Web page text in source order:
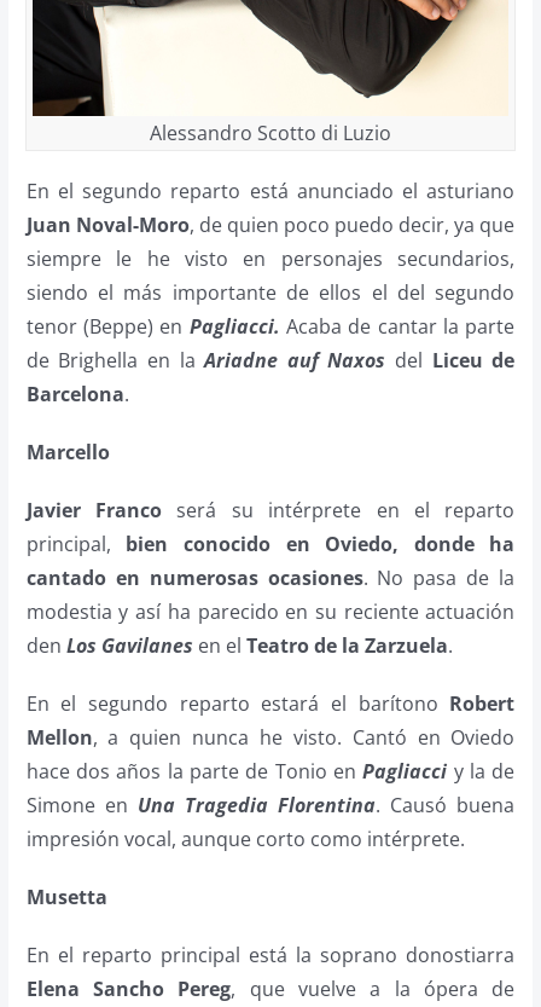
Alessandro Scotto di Luzio
En el segundo reparto está anunciado el asturiano
Juan Noval-Moro, de quien poco puedo decir, ya que
siempre le he visto en personajes secundarios,
siendo el más importante de ellos el del segundo
tenor (Beppe) en Pagliacci. Acaba de cantar la parte
de Brighella en laAriadne auf Naxos del Liceu de
Barcelona.
Marcello
Javier Franco será su intérprete en el reparto
principal, bien conocido en Oviedo, donde ha
cantado en numerosas ocasiones. No pasa de la
modestia y así ha parecido en su reciente actuación
den Los Gavilanes en el Teatro de la Zarzuela.
En el segundo reparto estará el barítono Robert
Mellon, a quien nunca he visto. Cantó en Oviedo
hace dos años la parte de Tonio enPagliacci y la de
Simone en Una Tragedia Florentina. Causó buena
impresión vocal, aunque corto como intérprete.
Musetta
En el reparto principal está la soprano donostiarra
Elena Sancho Pereg, que vuelve a la ópera de